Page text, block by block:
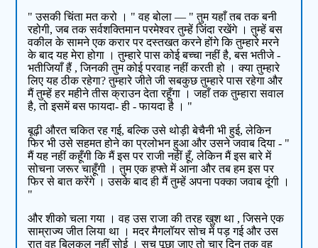
" उसकी चिंता मत करो । " वह बोला — " तुम यहाँ तब तक बनी
रहोगी, जब तक सर्वशक्तिमान परमेश्वर तुम्हें जिंदा रखेंगे । तुम्हें बस
वकील के सामने एक करार पर दस्तखत करने होंगे कि तुम्हारे मरने
के बाद यह मेरा होगा । तुम्हारे पास कोई बच्चा नहीं है, बस भतीजे -
भतीजियाँ हैं , जिनकी तुम कोई परवाह नहीं करती हो । क्या तुम्हारे
लिए यह ठीक रहेगा? तुम्हारे जीते जी सबकुछ तुम्हारे पास रहेगा और
मैं तुम्हें हर महीने तीस क्राउन देता रहूँगा । जहाँ तक तुम्हारा सवाल
है, तो इसमें बस फायदा- ही - फायदा है । "
बूढ़ी औरत चकित रह गई, बल्कि उसे थोड़ी बेचैनी भी हुई, लेकिन
फिर भी उसे सहमत होने का प्रलोभन हुआ और उसने जवाब दिया - "
मैं यह नहीं कहूँगी कि मैं इस पर राजी नहीं हूँ, लेकिन मैं इस बारे में
सोचना जरूर चाहूँगी । तुम एक हफ्ते में आना और तब हम इस पर
फिर से बात करेंगे । उसके बाद ही मैं तुम्हें अपना पक्का जवाब दूंगी ।
"
और शीको चला गया । वह उस राजा की तरह खुश था , जिसने एक
साम्राज्य जीत लिया था । मदर मैगलॉयर सोच में पड़ गई और उस
रात वह बिलकुल नहीं सोई । सच पूछा जाए तो चार दिन तक वह